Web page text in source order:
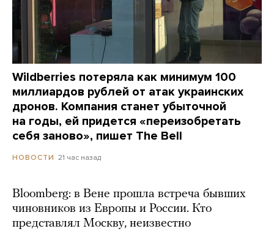
Wildberries потеряла как минимум 100
миллиардов рублей от атак украинских
дронов. Компания станет убыточной
на годы, ей придется «переизобретать
себя заново», пишет The Bell
НОВОСТИ 21 час назад
Bloomberg: в Вене прошла встреча бывших
чиновников из Европы и России. Кто
представлял Москву, неизвестно